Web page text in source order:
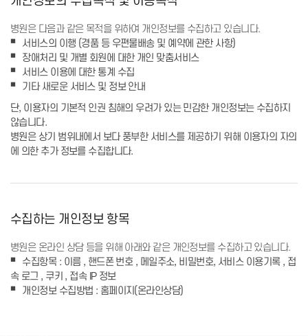
보철치료
고난이도 사랑니 발치
커뮤니티
온라인상담
공지사항
건강정보
에스원칼럼
자주 묻는 질문
치과소개
서울에스원 특별함
임플란트
치아교정
심미치료
병원은 다음과 같은 목적을 위하여 개인정보를 수집하고 있습니다.
서비스의 이행 (경품 등 우편물배송 및 예약에 관한 사항)
장애처리 및 개별 회원에 대한 개인 맞춤서비스
서비스 이용에 대한 통계 수집
기타 새로운 서비스 및 정보 안내
단, 이용자의 기본적 인권 침해의 우려가 있는 민감한 개인정보는 수집하지
않습니다.
병원은 상기 범위내에서 보다 풍부한 서비스를 제공하기 위해 이용자의 자의
에 의한 추가 정보를 수집합니다.
수집하는 개인정보 항목
병원은 온라인 상담 등을 위해 아래와 같은 개인정보를 수집하고 있습니다.
수집항목 : 이름 , 핸드폰 번호 , 메일주소, 비밀번호, 서비스 이용기록 , 접
속 로그 , 쿠키 , 접속 IP 정보
개인정보 수집방법 : 홈페이지(온라인상담)
서울에스원치과